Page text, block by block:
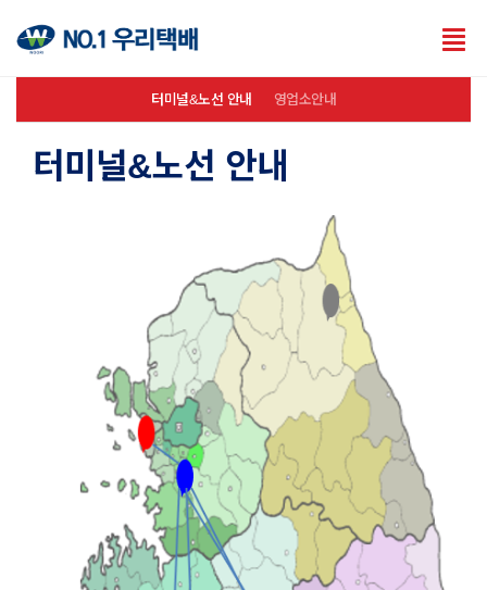
터미널&노선 안내 영업소안내
터미널&노선 안내